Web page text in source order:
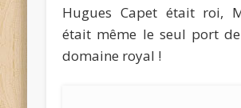
Hugues Capet était roi,
était même le seul port
domaine royal !